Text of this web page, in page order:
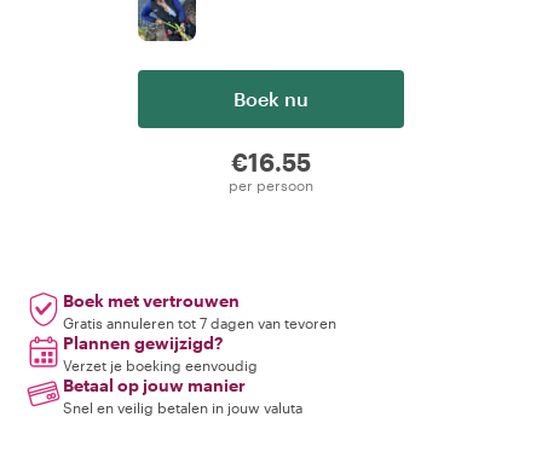
Boek nu
€16.55
per persoon
Boek met vertrouwen
Gratis annuleren tot 7 dagen van tevoren
Plannen gewijzigd?
Verzet je boeking eenvoudig
Betaal op jouw manier
Snel en veilig betalen in jouw valuta